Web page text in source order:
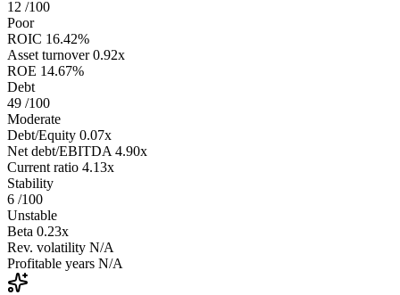
12 /100
Poor
ROIC 16.42%
Asset turnover 0.92x
ROE 14.67%
Debt
49 /100
Moderate
Debt/Equity 0.07x
Net debt/EBITDA 4.90x
Current ratio 4.13x
Stability
6 /100
Unstable
Beta 0.23x
Rev. volatility N/A
Profitable years N/A